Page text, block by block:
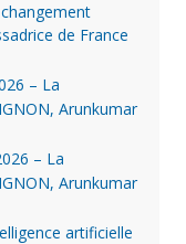
de France
– La
Arunkumar
– La
Arunkumar
artificielle